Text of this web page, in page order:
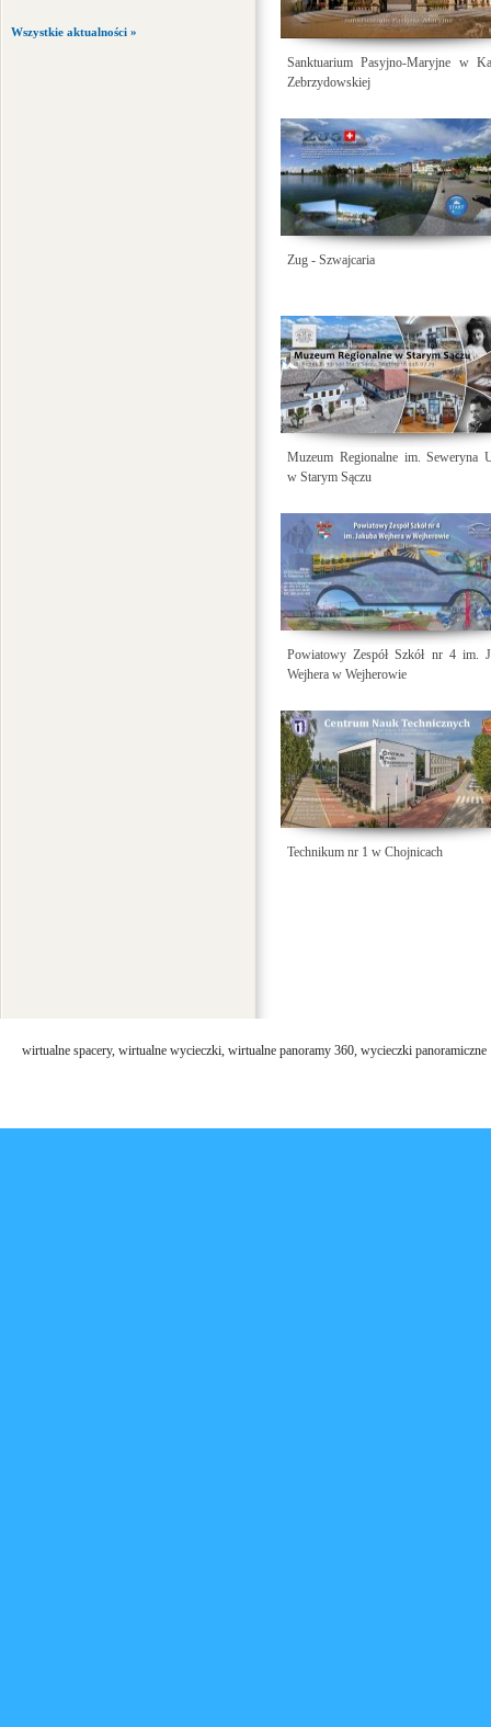
Wszystkie aktualności »
Sanktuarium Pasyjno-Maryjne w
Zebrzydowskiej
Zug - Szwajcaria
Muzeum Regionalne im. Seweryna
w Starym Sączu
Powiatowy Zespół Szkół nr 4 im.
Wejhera w Wejherowie
Technikum nr 1 w Chojnicach
wirtualne spacery, wirtualne wycieczki, wirtualne panoramy 360, wycieczki panoramiczne